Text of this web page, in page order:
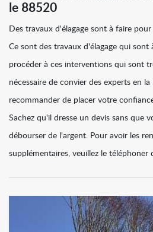
le 88520
Des travaux d'élagage sont à faire
Ce sont des travaux d'élagage qui sont
procéder à ces interventions qui sont
nécessaire de convier des experts en
recommander de placer votre
Sachez qu'il dresse un devis sans que
débourser de l'argent. Pour avoir les
supplémentaires, veuillez le téléphoner